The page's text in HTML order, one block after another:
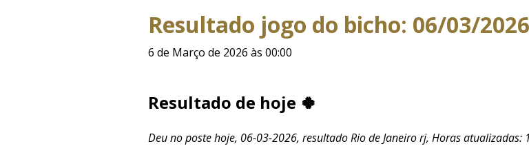
Resultado jogo do bicho: 06/03/2026
6 de Março de 2026 às 00:00
Resultado de hoje 🍀
Deu no poste hoje, 06-03-2026, resultado Rio de Janeiro rj, Horas atualizadas: